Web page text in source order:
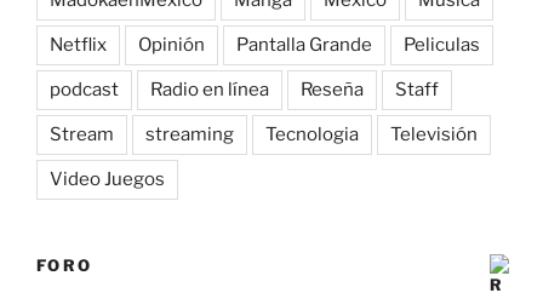
Netflix Opinión Pantalla Grande Peliculas
podcast Radio en línea Reseña Staff
Stream streaming Tecnologia Televisión
Video Juegos
FORO